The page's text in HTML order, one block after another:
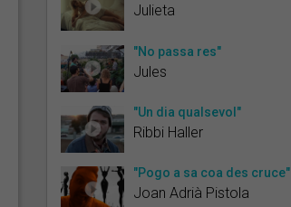
Julieta
"No passa res"
Jules
"Un dia qualsevol"
Ribbi Haller
"Pogo a sa coa des cruce"
Joan Adrià Pistola